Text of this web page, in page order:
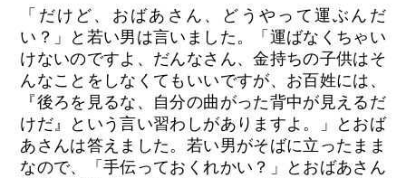
「だけど、おばあさん、どうやって運ぶんだ
い？」と若い男は言いました。「運ばなくちゃい
けないのですよ、だんなさん、金持ちの子供はそ
んなことをしなくてもいいですが、お百姓には、
『後ろを見るな、自分の曲がった背中が見えるだ
けだ』という言い習わしがありますよ。」とおば
あさんは答えました。若い男がそばに立ったまま
なので、「手伝っておくれかい？」とおばあさん